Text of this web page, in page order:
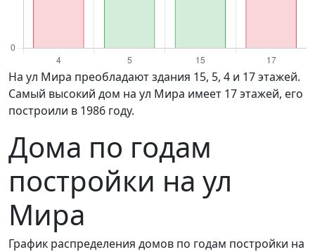
на ул Мира преобладают здания 15, 5, 4 и 17 этажей.
Самый высокий дом на ул Мира имеет 17 этажей, его
построили в 1986 году.
Дома по годам
постройки на ул
Мира
График распределения домов по годам постройки на